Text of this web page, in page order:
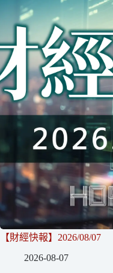
【財經快報】2026/08/07
2026-08-07